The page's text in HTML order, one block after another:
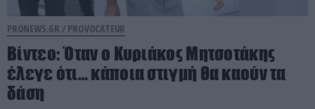
PRONEWS.GR / PROVOCATEUR
Βίντεο: Όταν ο Κυριάκος Μητσοτάκης
έλεγε ότι… κάποια στιγμή θα καούν τα
δάση